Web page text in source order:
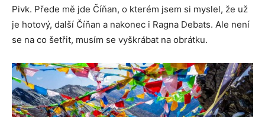
Pivk. Přede mě jde Číňan, o kterém jsem si myslel, že už
je hotový, další Číňan a nakonec i Ragna Debats. Ale není
se na co šetřit, musím se vyškrábat na obrátku.